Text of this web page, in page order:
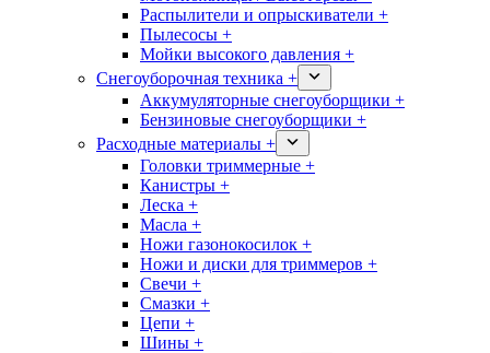
Распылители и опрыскиватели +
Пылесосы +
Мойки высокого давления +
Снегоуборочная техника +
Аккумуляторные снегоуборщики +
Бензиновые снегоуборщики +
Расходные материалы +
Головки триммерные +
Канистры +
Леска +
Масла +
Ножи газонокосилок +
Ножи и диски для триммеров +
Свечи +
Смазки +
Цепи +
Шины +